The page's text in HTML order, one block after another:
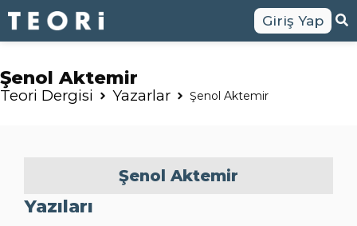
Giriş Yap
Şenol Aktemir
Teori Dergisi Yazarlar Şenol Aktemir
Şenol Aktemir
Yazıları